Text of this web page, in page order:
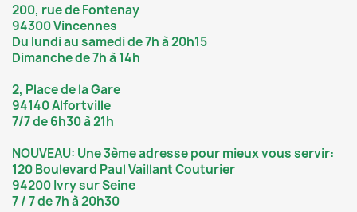
200, rue de Fontenay
94300 Vincennes
Du lundi au samedi de 7h à 20h15
Dimanche de 7h à 14h
2, Place de la Gare
94140 Alfortville
7/7 de 6h30 à 21h
NOUVEAU: Une 3ème adresse pour mieux vous servir:
120 Boulevard Paul Vaillant Couturier
94200 Ivry sur Seine
7 / 7 de 7h à 20h30